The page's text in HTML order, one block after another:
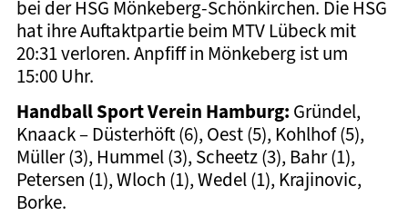
bei der HSG Mönkeberg-Schönkirchen. Die HSG
hat ihre Auftaktpartie beim MTV Lübeck mit
20:31 verloren. Anpfiff in Mönkeberg ist um
15:00 Uhr.
Handball Sport Verein Hamburg: Gründel,
Knaack – Düsterhöft (6), Oest (5), Kohlhof (5),
Müller (3), Hummel (3), Scheetz (3), Bahr (1),
Petersen (1), Wloch (1), Wedel (1), Krajinovic,
Borke.